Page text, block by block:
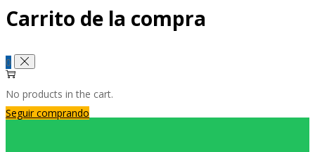
Carrito de la compra
0
No products in the cart.
Seguir comprando